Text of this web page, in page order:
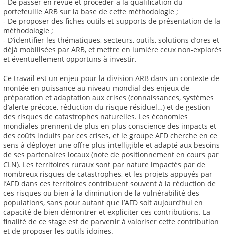
portefeuille ARB sur la base de cette méthodologie ;
- De proposer des fiches outils et supports de présentation de la
méthodologie ;
- D’identifier les thématiques, secteurs, outils, solutions d’ores et
déjà mobilisées par ARB, et mettre en lumière ceux non-explorés
et éventuellement opportuns à investir.
Ce travail est un enjeu pour la division ARB dans un contexte de
montée en puissance au niveau mondial des enjeux de
préparation et adaptation aux crises (connaissances, systèmes
d’alerte précoce, réduction du risque résiduel…) et de gestion
des risques de catastrophes naturelles. Les économies
mondiales prennent de plus en plus conscience des impacts et
des coûts induits par ces crises, et le groupe AFD cherche en ce
sens à déployer une offre plus intelligible et adapté aux besoins
de ses partenaires locaux (note de positionnement en cours par
CLN). Les territoires ruraux sont par nature impactés par de
nombreux risques de catastrophes, et les projets appuyés par
l’AFD dans ces territoires contribuent souvent à la réduction de
ces risques ou bien à la diminution de la vulnérabilité des
populations, sans pour autant que l’AFD soit aujourd’hui en
capacité de bien démontrer et expliciter ces contributions. La
finalité de ce stage est de parvenir à valoriser cette contribution
et de proposer les outils idoines.